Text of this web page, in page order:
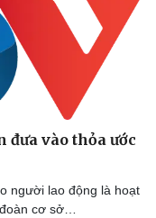
đưa vào thỏa ước
người lao động là hoạt
cơ sở…